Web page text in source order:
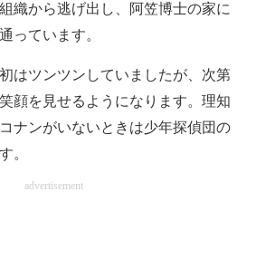
織から逃げ出し、阿笠博士の家に
っています。
はツンツンしていましたが、次第
顔を見せるようになります。理知
ナンがいないときは少年探偵団の
。
advertisement